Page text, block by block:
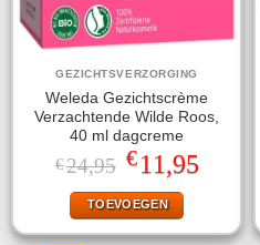
GEZICHTSVERZORGING
Weleda Gezichtscrème
Verzachtende Wilde Roos,
40 ml dagcreme
€24,95 Oorspronkelijke
prijs
was:
€24,95.
€11,95Huidige
prijs
TOEVOEGEN